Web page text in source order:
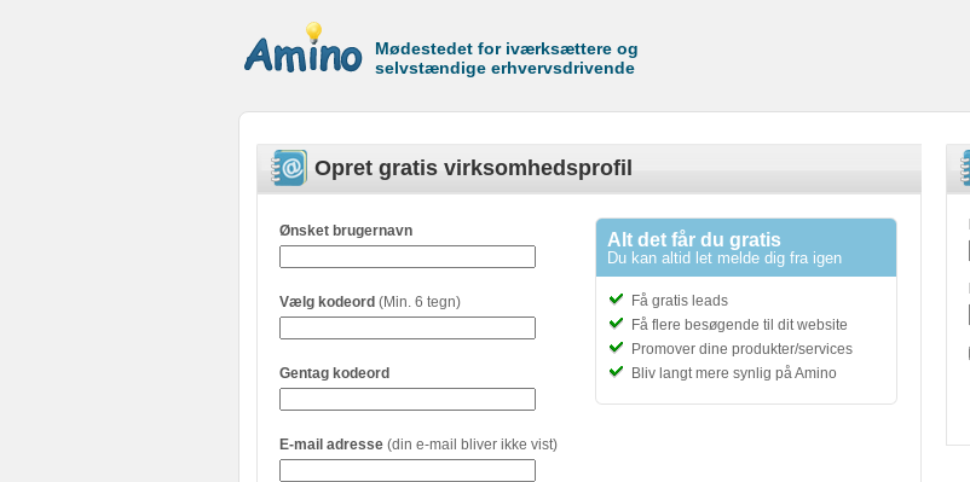
Mødestedet for iværksættere og
selvstændige erhvervsdrivende
Opret gratis virksomhedsprofil
Alt det får du gratis
Du kan altid let melde dig fra igen
Få gratis leads
Få flere besøgende til dit website
Promover dine produkter/services
Bliv langt mere synlig på Amino
Ønsket brugernavn
Vælg kodeord (Min. 6 tegn)
Gentag kodeord
E-mail adresse (din e-mail bliver ikke vist)